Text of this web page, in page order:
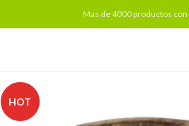
Mas de 4000 productos
HOT